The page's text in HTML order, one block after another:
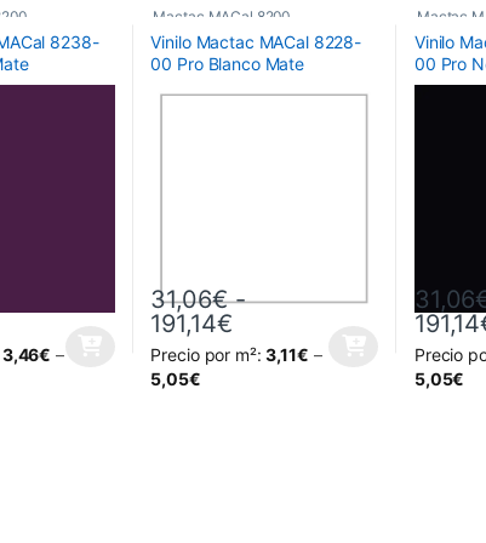
8238-
de precios: desde 34,57€ hasta
3,46€ –
múltiples variantes. Las opciones se pueden elegir en la
Mactac MACal 8200
Vinilo Mactac MACal 8228-
00 Pro Blanco Mate
31,06€ -
191,14€Rango de precios:
Precio por m²:3,11€ –
5,05€
Este producto tiene múltiples variantes.
Mactac
Vinilo
00 Pro
31,06
191,14
Precio
5,05€
Este